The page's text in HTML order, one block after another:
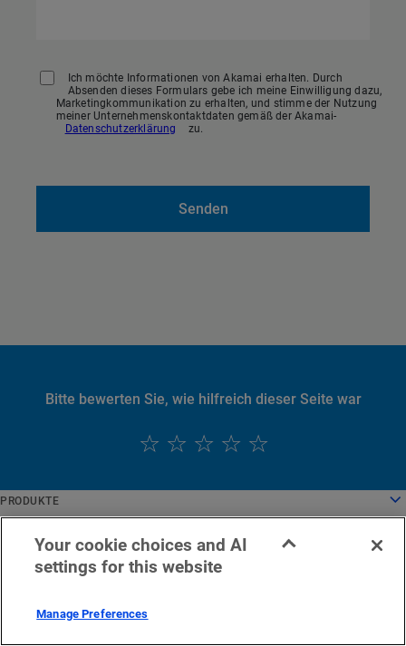
Ich möchte Informationen von Akamai erhalten. Durch
Absenden dieses Formulars gebe ich meine Einwilligung dazu,
Marketingkommunikation zu erhalten, und stimme der Nutzung
meiner Unternehmenskontaktdaten gemäß der Akamai-
Datenschutzerklärung
zu.
Senden
Bitte bewerten Sie, wie hilfreich dieser Seite war
PRODUKTE
Cloud Computing
Sicherheit
Inhaltsbereitstellung
Alle Produkte und Testversionen
UNTERNEHMEN
Über uns
Geschichte
Unternehmensführung
Board of Directors
KARRIERE
Arbeiten bei Akamai
Inklusiver Arbeitsplatz
NACHRICHTEN UND PRESSEMITTEILUNGEN
Nachrichten und Pressemitteilungen
In der Presse
Compliance der Informationssicherheit
GLOSSAR
Was ist API-Sicherheit?
Deutsch
Français
Italiano
Your cookie choices and AI
settings for this website
Manage Preferences